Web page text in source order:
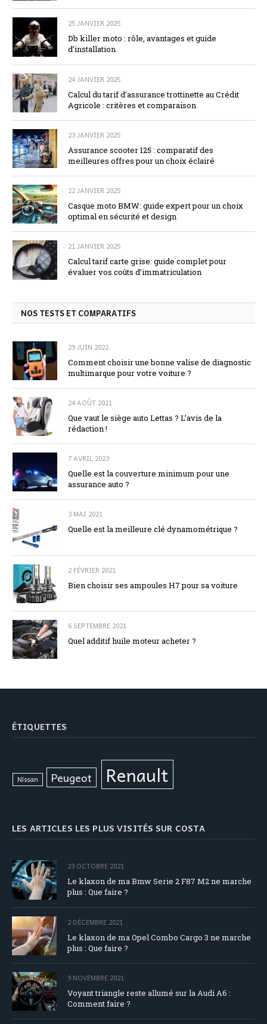
25 JANVIER 2025
Db killer moto : rôle, avantages et guide
d’installation
24 JANVIER 2025
Calcul du tarif d’assurance trottinette au Crédit
Agricole : critères et comparaison
23 JANVIER 2025
Assurance scooter 125 : comparatif des
meilleures offres pour un choix éclairé
22 JANVIER 2025
Casque moto BMW: guide expert pour un choix
optimal en sécurité et design
21 JANVIER 2025
Calcul tarif carte grise: guide complet pour
évaluer vos coûts d’immatriculation
NOS TESTS ET COMPARATIFS
29 JUIN 2022
Comment choisir une bonne valise de diagnostic
multimarque pour votre voiture ?
24 AOÛT 2021
Que vaut le siège auto Lettas ? L’avis de la
rédaction !
7 AVRIL 2023
Quelle est la couverture minimum pour une
assurance auto ?
3 MAI 2021
Quelle est la meilleure clé dynamométrique ?
2 FÉVRIER 2021
Bien choisir ses ampoules H7 pour sa voiture
6 SEPTEMBRE 2021
Quel additif huile moteur acheter ?
ÉTIQUETTES
Nissan Peugeot Renault
LES ARTICLES LES PLUS VISITÉS SUR COSTA
23 OCTOBRE 2021
Le klaxon de ma Bmw Serie 2 F87 M2 ne marche
plus : Que faire ?
2 DÉCEMBRE 2021
Le klaxon de ma Opel Combo Cargo 3 ne marche
plus : Que faire ?
9 NOVEMBRE 2021
Voyant triangle reste allumé sur la Audi A6 :
Comment faire ?